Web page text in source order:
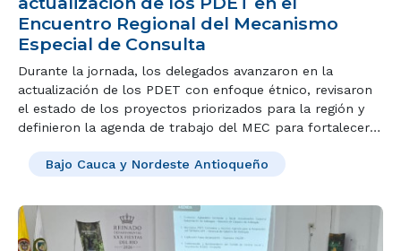
Encuentro Regional del Mecanismo
Especial de Consulta
Durante la jornada, los delegados avanzaron en la
actualización de los PDET con enfoque étnico, revisaron
el estado de los proyectos priorizados para la región y
definieron la agenda de trabajo del MEC para fortalecer
Bajo Cauca y Nordeste Antioqueño